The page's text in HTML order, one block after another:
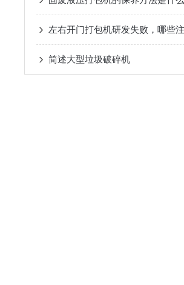
简述大型垃圾破碎机